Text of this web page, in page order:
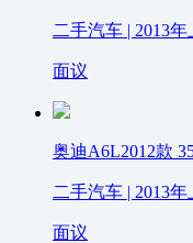
二手汽车 | 2013年
面议
奥迪A6L2012款
二手汽车 | 2013年
面议